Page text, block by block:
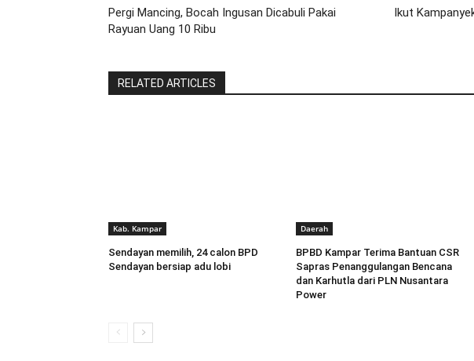
Pergi Mancing, Bocah Ingusan Dicabuli Pakai
Rayuan Uang 10 Ribu
Ikut
RELATED ARTICLES
Kab. Kampar
Sendayan memilih, 24 calon BPD
Sendayan bersiap adu lobi
Daerah
BPBD Kampar Terima Bantuan CSR
Sapras Penanggulangan Bencana
dan Karhutla dari PLN Nusantara
Power